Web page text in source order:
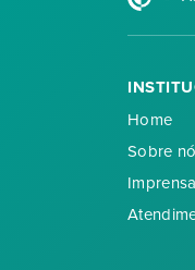
Home
Sobre
Imprensa